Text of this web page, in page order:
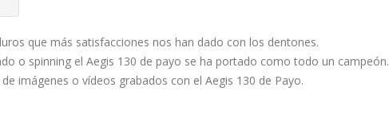
que más satisfacciones nos han dado con los dentones.
o spinning el Aegis 130 de payo se ha portado como todo un campeón.
imágenes o vídeos grabados con el Aegis 130 de Payo.